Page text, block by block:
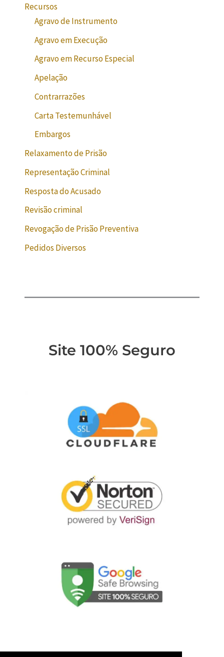
Recursos
Agravo de Instrumento
Agravo em Execução
Agravo em Recurso Especial
Apelação
Contrarrazões
Carta Testemunhável
Embargos
Relaxamento de Prisão
Representação Criminal
Resposta do Acusado
Revisão criminal
Revogação de Prisão Preventiva
Pedidos Diversos
Site 100% Seguro